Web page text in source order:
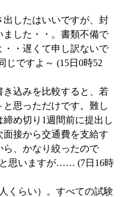
出したはいいですが、封
した・・。書類不備で
・遅くて申し訳ないで
じですよ～ (15日0時52
き込みを比較すると、若
思っただけです。難し
め切り1週間前に提出し
接から交通費を支給す
ら、かなり絞ったので
思いますが…… (7日16時
くらい）。すべての試験